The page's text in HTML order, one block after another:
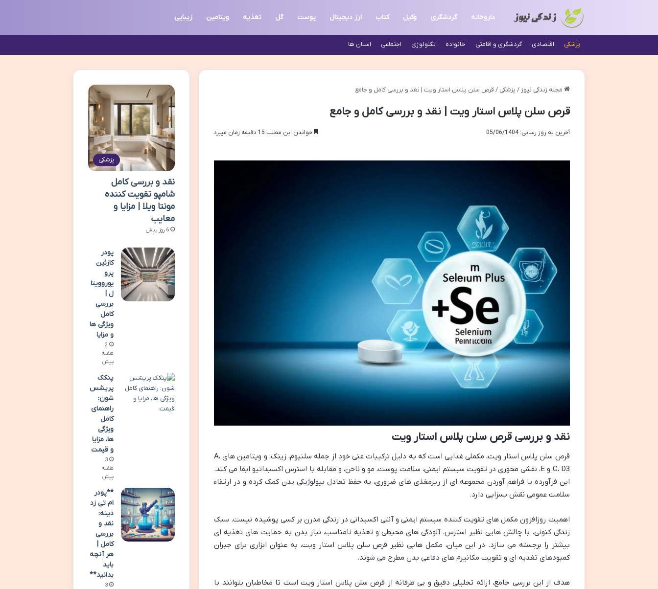
داروخانه گردشگری وکیل کتاب ارز دیجیتال پوست گل تغذیه ویتامین زیبایی
پزشکی اقتصادی گردشگری و اقامتی خانواده تکنولوژی اجتماعی استان ها
مجله زندگی نیوز / پزشکی / قرص سلن پلاس استار ویت | نقد و بررسی کامل و جامع
قرص سلن پلاس استار ویت | نقد و بررسی کامل و جامع
آخرین به روز رسانی: 05/06/1404 خواندن این مطلب 15 دقیقه زمان میبرد
نقد و بررسی قرص سلن پلاس استار ویت
قرص سلن پلاس استار ویت، مکملی غذایی است که به دلیل ترکیبات غنی خود از جمله سلنیوم، زینک، و ویتامین های A،
C، D3 و E، نقشی محوری در تقویت سیستم ایمنی، سلامت پوست، مو و ناخن، و مقابله با استرس اکسیداتیو ایفا می کند.
این فرآورده با فراهم آوردن مجموعه ای از ریزمغذی های ضروری، به حفظ تعادل بیولوژیکی بدن کمک کرده و در ارتقاء
سلامت عمومی نقش بسزایی دارد.
اهمیت روزافزون مکمل های تقویت کننده سیستم ایمنی و آنتی اکسیدانی در زندگی مدرن بر کسی پوشیده نیست. سبک
زندگی کنونی، با چالش هایی نظیر استرس، آلودگی های محیطی و تغذیه نامناسب، نیاز بدن به حمایت های تغذیه ای
بیشتر را برجسته می سازد. در این میان، مکمل هایی نظیر قرص سلن پلاس استار ویت، به عنوان ابزاری برای جبران
کمبودهای تغذیه ای و تقویت مکانیزم های دفاعی بدن مطرح می شوند.
هدف از این بررسی جامع، ارائه تحلیلی دقیق و بی طرفانه از قرص سلن پلاس استار ویت است تا مخاطبان بتوانند با
پزشکی
نقد و بررسی کامل
شامپو تقویت کننده
مونتا ویلا | مزایا و
معایب
6 روز پیش
پودر
کازئین
پرو
یوروویتا
ل |
بررسی
کامل
ویژگی ها
و مزایا
2
هفته
پیش
پنکک
پریشس
شون:
راهنمای
کامل
ویژگی
ها، مزایا
و قیمت
3
هفته
پیش
**پودر
ام تی زد
دینه:
نقد و
بررسی
کامل |
هر آنچه
باید
بدانید**
3